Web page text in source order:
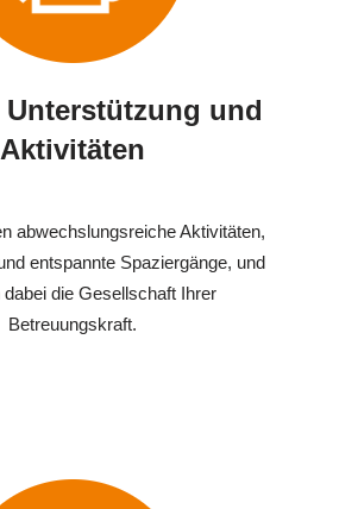
und
Aktivitäten
abwechslungsreiche Aktivitäten,
entspannte Spaziergänge, und
dabei die Gesellschaft Ihrer
Betreuungskraft.